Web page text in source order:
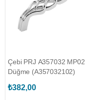
Çebi PRJ A357032 MP02
Düğme (A357032102)
₺382,00